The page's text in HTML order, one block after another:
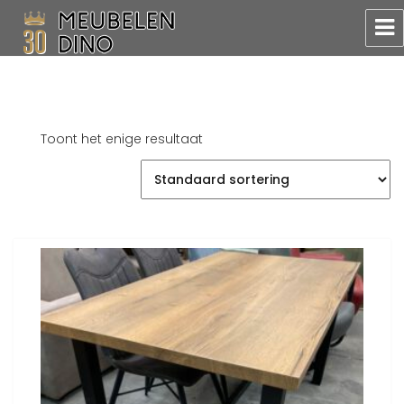
Toont het enige resultaat